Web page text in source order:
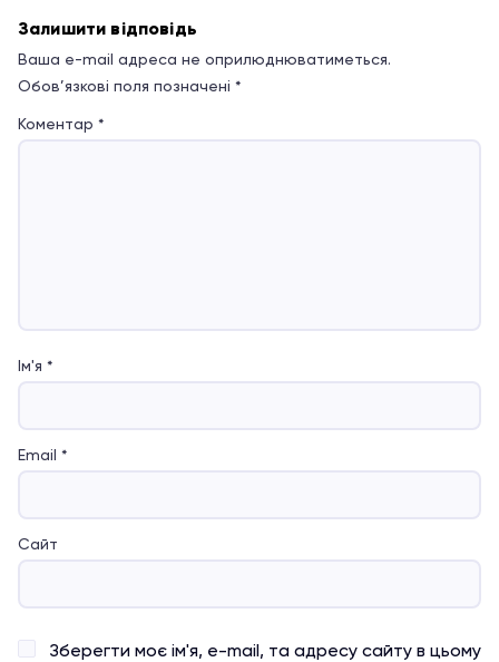
Залишити відповідь
Ваша e-mail адреса не оприлюднюватиметься.
Обов’язкові поля позначені *
Коментар *
Ім'я *
Email *
Сайт
Зберегти моє ім'я, e-mail, та адресу сайту в цьому